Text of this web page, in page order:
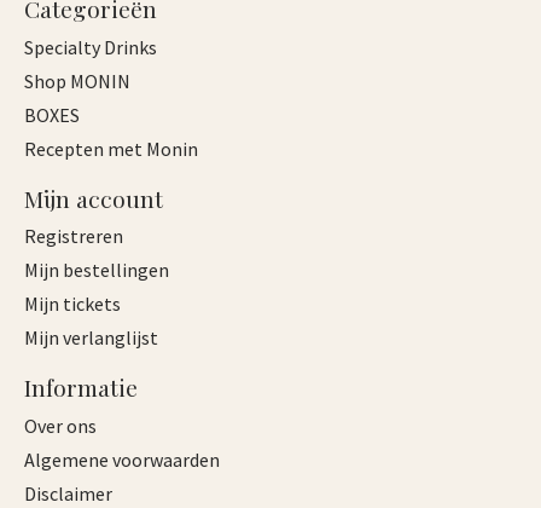
Categorieën
Specialty Drinks
Shop MONIN
BOXES
Recepten met Monin
Mijn account
Registreren
Mijn bestellingen
Mijn tickets
Mijn verlanglijst
Informatie
Over ons
Algemene voorwaarden
Disclaimer